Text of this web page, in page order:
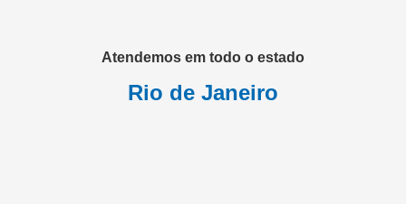
Atendemos em todo o estado
Rio de Janeiro